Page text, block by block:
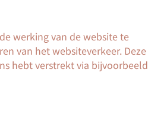
werking van de website te
van het websiteverkeer. Deze
hebt verstrekt via bijvoorbeeld